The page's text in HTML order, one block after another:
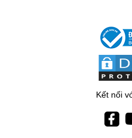
Kết nối